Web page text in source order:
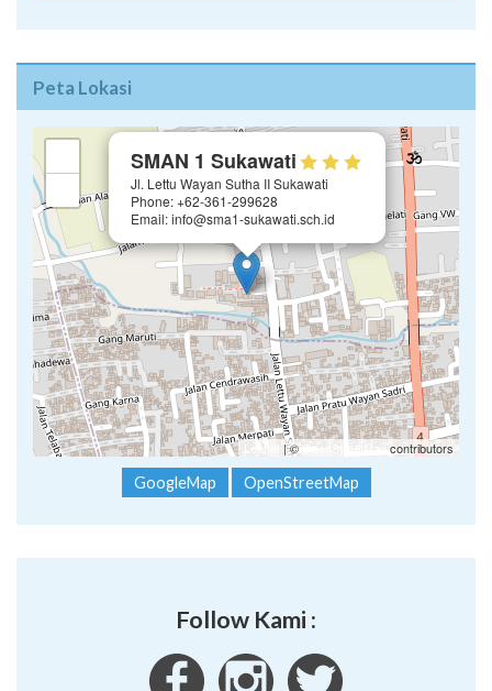
Peta Lokasi
SMAN 1 Sukawati
Jl. Lettu Wayan Sutha II Sukawati
Phone: +62-361-299628
Email: info@sma1-sukawati.sch.id
Leaflet | ©OpenStreetMap contributors
GoogleMap OpenStreetMap
Follow Kami :